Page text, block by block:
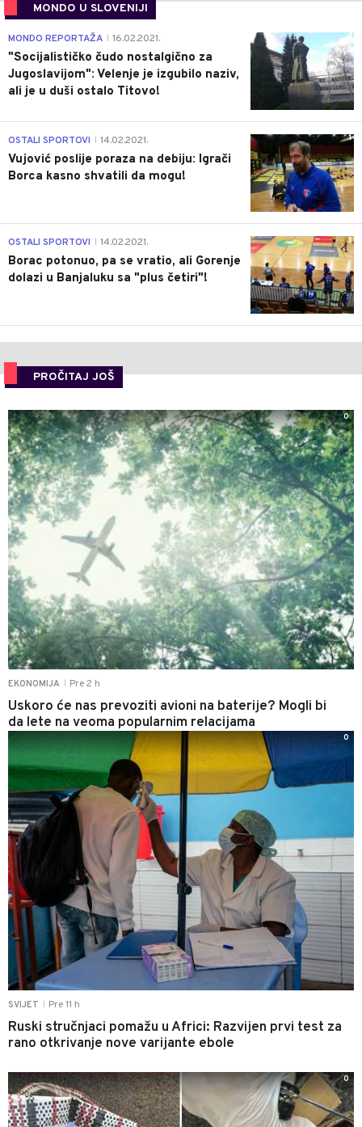
MONDO U SLOVENIJI
4
MONDO REPORTAŽA 16.02.2021.
"Socijalističko čudo nostalgično za
Jugoslavijom": Velenje je izgubilo naziv,
ali je u duši ostalo Titovo!
1
OSTALI SPORTOVI 14.02.2021.
Vujović poslije poraza na debiju: Igrači
Borca kasno shvatili da mogu!
3
OSTALI SPORTOVI 14.02.2021.
Borac potonuo, pa se vratio, ali Gorenje
dolazi u Banjaluku sa "plus četiri"!
PROČITAJ JOŠ
EKONOMIJA Pre 2 h
Uskoro će nas prevoziti avioni na baterije? Mogli bi
da lete na veoma popularnim relacijama
0
SVIJET Pre 11 h
Ruski stručnjaci pomažu u Africi: Razvijen prvi test za
rano otkrivanje nove varijante ebole
0
0